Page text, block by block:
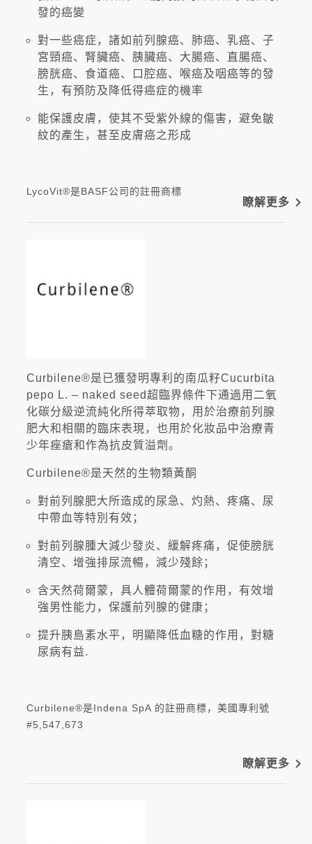
發的癌變
對一些癌症，諸如前列腺癌、肺癌、乳癌、子
宮頸癌、腎臟癌、胰臟癌、大腸癌、直腸癌、
膀胱癌、食道癌、口腔癌、喉癌及咽癌等的發
生，有預防及降低得癌症的機率
能保護皮膚，使其不受紫外線的傷害，避免皺
紋的產生，甚至皮膚癌之形成
LycoVit®是BASF公司的註冊商標
瞭解更多 navigate_next
Curbilene®是已獲發明專利的南瓜籽Cucurbita
pepo L. – naked seed超臨界條件下通過用二氧
化碳分級逆流純化所得萃取物，用於治療前列腺
肥大和相關的臨床表現，也用於化妝品中治療青
少年痤瘡和作為抗皮質溢劑。
Curbilene®是天然的生物類黃酮
對前列腺肥大所造成的尿急、灼熱、疼痛、尿
中帶血等特別有效；
對前列腺腫大減少發炎、緩解疼痛，促使膀胱
清空、增強排尿流暢，減少殘餘；
含天然荷爾蒙，具人體荷爾蒙的作用，有效增
強男性能力，保護前列腺的健康；
提升胰島素水平，明顯降低血糖的作用，對糖
尿病有益.
Curbilene®是Indena SpA 的註冊商標，美國專利號
#5,547,673
瞭解更多 navigate_next